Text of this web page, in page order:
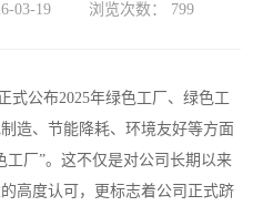
03-19 浏览次数： 799
式公布2025年绿色工厂、绿色工
造、节能降耗、环境友好等方面
工厂”。这不仅是对公司长期以来
高度认可，更标志着公司正式跻